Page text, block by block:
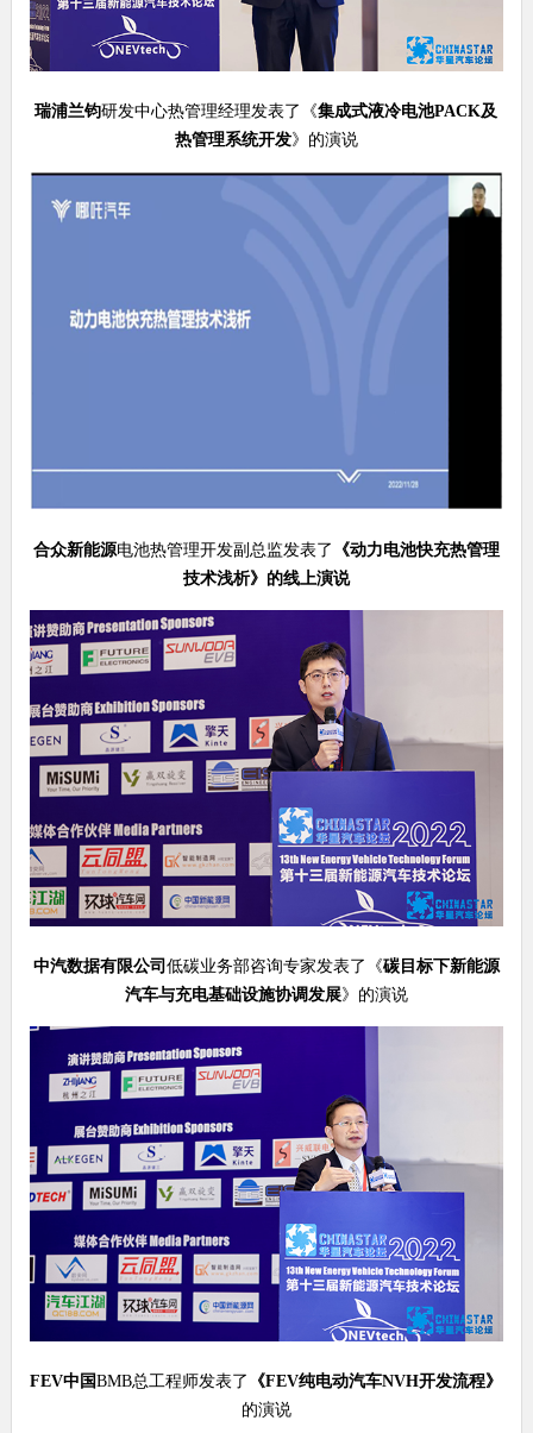
瑞浦兰钧研发中心热管理经理发表了《集成式液冷电池PACK及
热管理系统开发》的演说
合众新能源电池热管理开发副总监发表了 《动力电池快充热管理
技术浅析》的线上演说
中汽数据有限公司 低碳业务部咨询专家发表了《碳目标下新能源
汽车与充电基础设施协调发展》的演说
FEV中国BMB总工程师发表了 《FEV纯电动汽车NVH开发流程》
的演说